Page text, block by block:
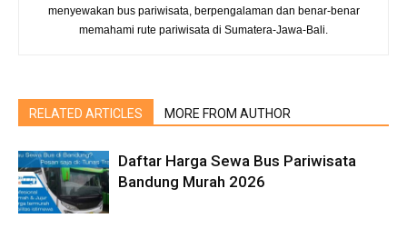
menyewakan bus pariwisata, berpengalaman dan benar-benar
memahami rute pariwisata di Sumatera-Jawa-Bali.
RELATED ARTICLES MORE FROM AUTHOR
Daftar Harga Sewa Bus Pariwisata
Bandung Murah 2026